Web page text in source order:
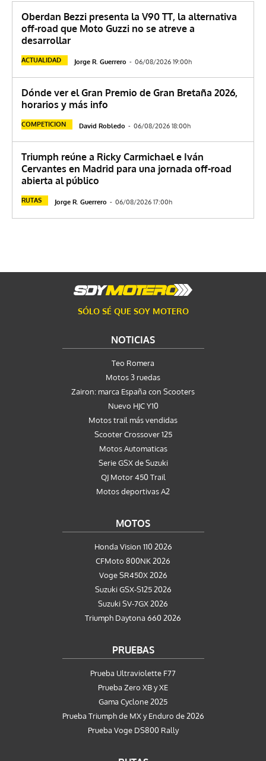
Oberdan Bezzi presenta la V90 TT, la alternativa
off-road que Moto Guzzi no se atreve a
desarrollar
ACTUALIDAD Jorge R. Guerrero - 06/08/2026 19:00h
Dónde ver el Gran Premio de Gran Bretaña 2026,
horarios y más info
COMPETICION David Robledo - 06/08/2026 18:00h
Triumph reúne a Ricky Carmichael e Iván
Cervantes en Madrid para una jornada off-road
abierta al público
RUTAS Jorge R. Guerrero - 06/08/2026 17:00h
SÓLO SÉ QUE SOY MOTERO
NOTICIAS
Teo Romera
Motos 3 ruedas
Zairon: marca España con Scooters
Nuevo HJC Y10
Motos trail más vendidas
Scooter Crossover 125
Motos Automaticas
Serie GSX de Suzuki
QJ Motor 450 Trail
Motos deportivas A2
MOTOS
Honda Vision 110 2026
CFMoto 800NK 2026
Voge SR450X 2026
Suzuki GSX-S125 2026
Suzuki SV-7GX 2026
Triumph Daytona 660 2026
PRUEBAS
Prueba Ultraviolette F77
Prueba Zero XB y XE
Gama Cyclone 2025
Prueba Triumph de MX y Enduro de 2026
Prueba Voge DS800 Rally